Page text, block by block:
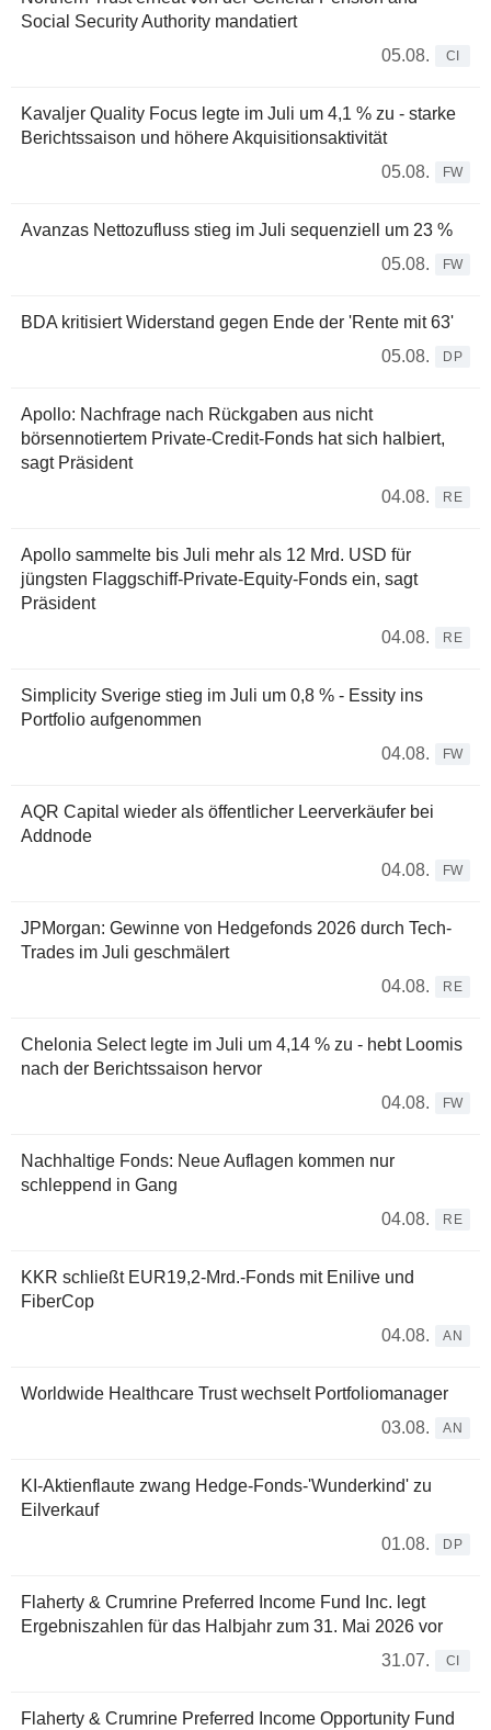
Social Security Authority mandatiert
05.08.
CI
Kavaljer Quality Focus legte im Juli um 4,1 % zu - starke
Berichtssaison und höhere Akquisitionsaktivität
05.08.
FW
Avanzas Nettozufluss stieg im Juli sequenziell um 23 %
05.08.
FW
BDA kritisiert Widerstand gegen Ende der 'Rente mit 63'
05.08.
DP
Apollo: Nachfrage nach Rückgaben aus nicht
börsennotiertem Private-Credit-Fonds hat sich halbiert,
sagt Präsident
04.08.
RE
Apollo sammelte bis Juli mehr als 12 Mrd. USD für
jüngsten Flaggschiff-Private-Equity-Fonds ein, sagt
Präsident
04.08.
RE
Simplicity Sverige stieg im Juli um 0,8 % - Essity ins
Portfolio aufgenommen
04.08.
FW
AQR Capital wieder als öffentlicher Leerverkäufer bei
Addnode
04.08.
FW
JPMorgan: Gewinne von Hedgefonds 2026 durch Tech-
Trades im Juli geschmälert
04.08.
RE
Chelonia Select legte im Juli um 4,14 % zu - hebt Loomis
nach der Berichtssaison hervor
04.08.
FW
Nachhaltige Fonds: Neue Auflagen kommen nur
schleppend in Gang
04.08.
RE
KKR schließt EUR19,2-Mrd.-Fonds mit Enilive und
FiberCop
04.08.
AN
Worldwide Healthcare Trust wechselt Portfoliomanager
03.08.
AN
KI-Aktienflaute zwang Hedge-Fonds-'Wunderkind' zu
Eilverkauf
01.08.
DP
Flaherty & Crumrine Preferred Income Fund Inc. legt
Ergebniszahlen für das Halbjahr zum 31. Mai 2026 vor
31.07.
CI
Flaherty & Crumrine Preferred Income Opportunity Fund